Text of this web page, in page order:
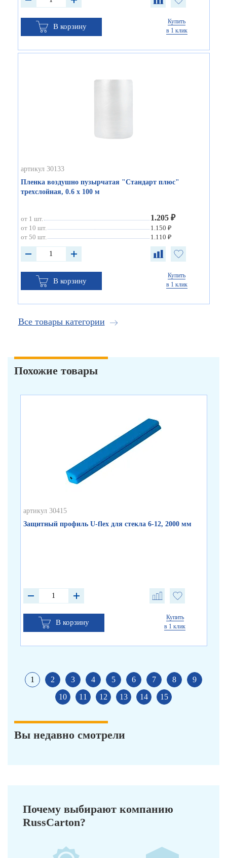
В корзину
Купить
в 1 клик
артикул 30133
Пленка воздушно пузырчатая "Стандарт плюс"
трехслойная, 0.6 х 100 м
от 1 шт. 1.205 ₽
от 10 шт.
1.150 ₽
от 50 шт.
1.110 ₽
В корзину
Купить
в 1 клик
Все товары категории
Похожие товары
артикул 30415
Защитный профиль U-flex для стекла 6-12, 2000 мм
В корзину
Купить
в 1 клик
1 2 3 4 5 6 7 8
9
10
11 12 13 14 15
Вы недавно смотрели
Почему выбирают компанию
RussCarton?